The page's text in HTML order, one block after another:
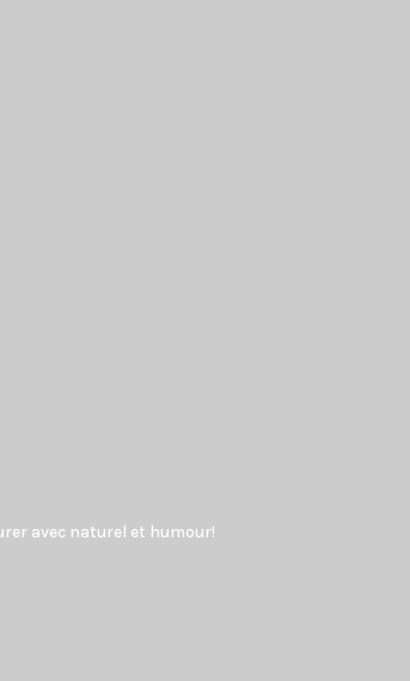
avec naturel et humour!